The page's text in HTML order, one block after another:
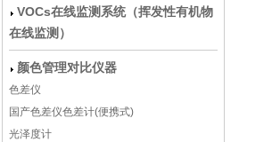
VOCs在线监测系统（挥发性有机物
在线监测）
颜色管理对比仪器
色差仪
国产色差仪色差计(便携式)
光泽度计